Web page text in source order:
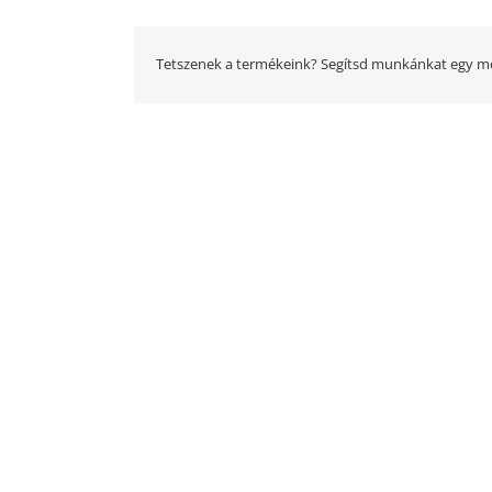
Tetszenek a termékeink? Segítsd munkánkat egy